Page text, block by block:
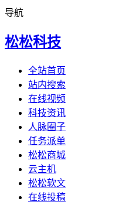
导航
松松科技
全站首页
站内搜索
在线视频
科技资讯
人脉圈子
任务派单
松松商城
云主机
松松软文
在线投稿